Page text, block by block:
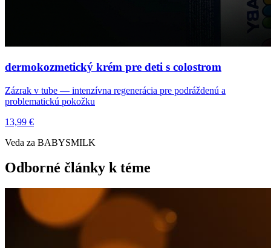
dermokozmetický krém pre deti s colostrom
Zázrak v tube — intenzívna regenerácia pre podráždenú a
problematickú pokožku
13,99 €
Veda za BABYSMILK
Odborné články k téme